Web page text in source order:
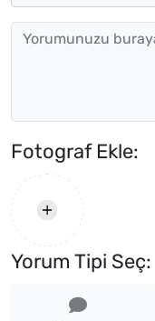
Fotograf Ekle:
Yorum Tipi Seç: